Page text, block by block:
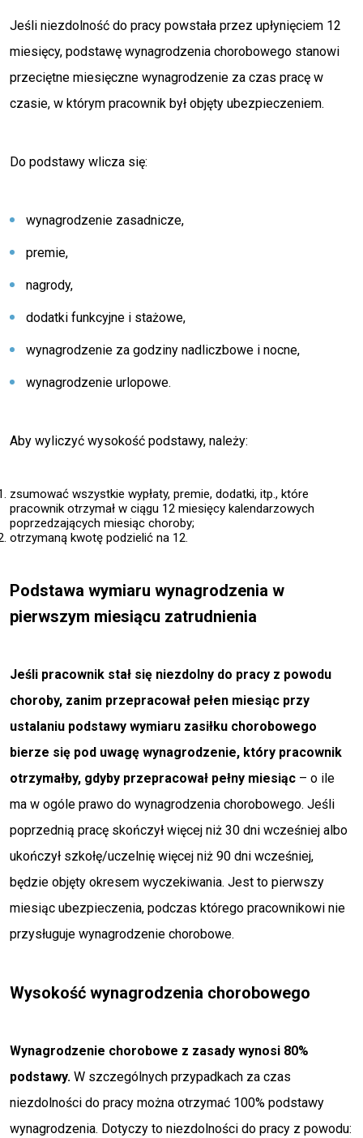
Jeśli niezdolność do pracy powstała przez upłynięciem 12
miesięcy, podstawę wynagrodzenia chorobowego stanowi
przeciętne miesięczne wynagrodzenie za czas pracę w
czasie, w którym pracownik był objęty ubezpieczeniem.
Do podstawy wlicza się:
wynagrodzenie zasadnicze,
premie,
nagrody,
dodatki funkcyjne i stażowe,
wynagrodzenie za godziny nadliczbowe i nocne,
wynagrodzenie urlopowe.
Aby wyliczyć wysokość podstawy, należy:
zsumować wszystkie wypłaty, premie, dodatki, itp., które
pracownik otrzymał w ciągu 12 miesięcy kalendarzowych
poprzedzających miesiąc choroby;
otrzymaną kwotę podzielić na 12.
Podstawa wymiaru wynagrodzenia w
pierwszym miesiącu zatrudnienia
Jeśli pracownik stał się niezdolny do pracy z powodu
choroby, zanim przepracował pełen miesiąc przy
ustalaniu podstawy wymiaru zasiłku chorobowego
bierze się pod uwagę wynagrodzenie, który pracownik
otrzymałby, gdyby przepracował pełny miesiąc – o ile
ma w ogóle prawo do wynagrodzenia chorobowego. Jeśli
poprzednią pracę skończył więcej niż 30 dni wcześniej albo
ukończył szkołę/uczelnię więcej niż 90 dni wcześniej,
będzie objęty okresem wyczekiwania. Jest to pierwszy
miesiąc ubezpieczenia, podczas którego pracownikowi nie
przysługuje wynagrodzenie chorobowe.
Wysokość wynagrodzenia chorobowego
Wynagrodzenie chorobowe z zasady wynosi 80%
podstawy. W szczególnych przypadkach za czas
niezdolności do pracy można otrzymać 100% podstawy
wynagrodzenia. Dotyczy to niezdolności do pracy z powodu: